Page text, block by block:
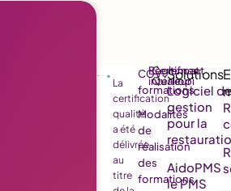
La
certification
qualité
a été
délivrée
au
titre
CGV
formations
Modalités
de
réalisation
des
formations
Règlement
intérieur
Certificat
Qualiopi
Logiciel
gestion
pour la
AidoPMS
le PMS